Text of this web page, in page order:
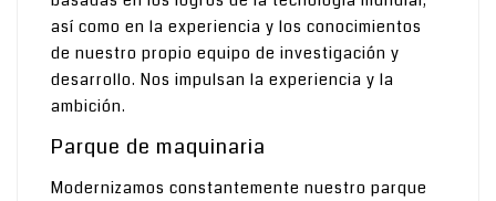
así como en la experiencia y los conocimientos
de nuestro propio equipo de investigación y
desarrollo. Nos impulsan la experiencia y la
ambición.
Parque de maquinaria
Modernizamos constantemente nuestro parque